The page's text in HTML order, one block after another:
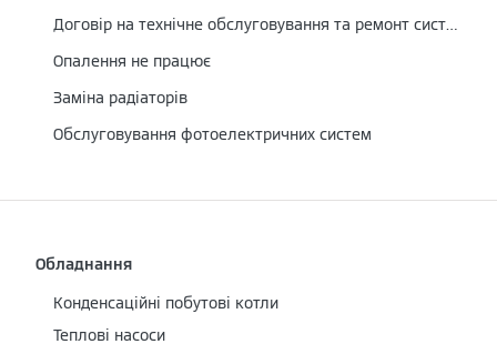
Договір на технічне обслуговування та ремонт системи опалення
Опалення не працює
Заміна радіаторів
Обслуговування фотоелектричних систем
Обладнання
Конденсаційні побутові котли
Теплові насоси